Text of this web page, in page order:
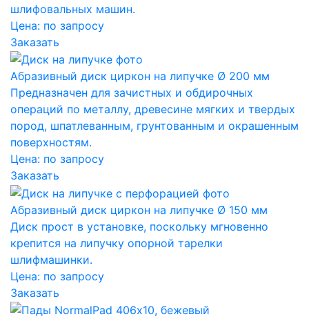
шлифовальных машин.
Цена: по запросу
Заказать
Абразивный диск циркон на липучке Ø 200 мм
Предназначен для зачистных и обдирочных
операций по металлу, древесине мягких и твердых
пород, шпатлеванным, грунтованным и окрашенным
поверхностям.
Цена: по запросу
Заказать
Абразивный диск циркон на липучке Ø 150 мм
Диск прост в установке, поскольку мгновенно
крепится на липучку опорной тарелки
шлифмашинки.
Цена: по запросу
Заказать